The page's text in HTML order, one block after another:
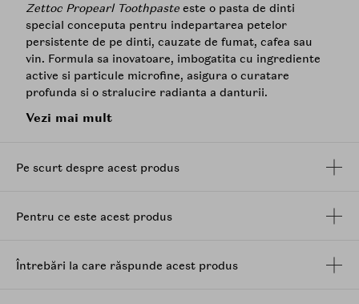
Zettoc Propearl Toothpaste este o pasta de dinti
special conceputa pentru indepartarea petelor
persistente de pe dinti, cauzate de fumat, cafea sau
vin. Formula sa inovatoare, imbogatita cu ingrediente
active si particule microfine, asigura o curatare
profunda si o stralucire radianta a danturii.
Beneficii:
danturii.
Vezi mai mult
Pe scurt despre acest produs
Pentru ce este acest produs
Întrebări la care răspunde acest produs